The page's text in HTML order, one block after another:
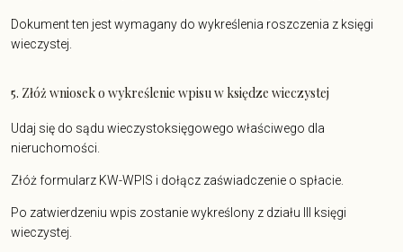
Dokument ten jest wymagany do wykreślenia roszczenia z księgi
wieczystej.
5. Złóż wniosek o wykreślenie wpisu w księdze wieczystej
Udaj się do sądu wieczystoksięgowego właściwego dla
nieruchomości.
Złóż formularz KW-WPIS i dołącz zaświadczenie o spłacie.
Po zatwierdzeniu wpis zostanie wykreślony z działu III księgi
wieczystej.